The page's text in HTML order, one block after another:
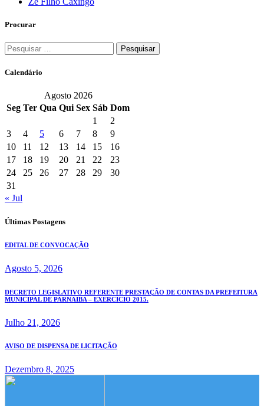
Procurar
Pesquisar
por:
Calendário
Agosto 2026
Seg Ter Qua Qui Sex Sáb Dom
1
2
3
4 5 6 7 8
9
10
11 12 13 14 15
16
17
18 19 20 21 22
23
24
25 26 27 28 29
30
31
« Jul
Últimas Postagens
EDITAL DE CONVOCAÇÃO
Agosto 5, 2026
DECRETO LEGISLATIVO REFERENTE PRESTAÇÃO DE CONTAS DA PREFEITURA
MUNICIPAL DE PARNAIBA – EXERCÍCIO 2015.
Julho 21, 2026
AVISO DE DISPENSA DE LICITAÇÃO
Dezembro 8, 2025